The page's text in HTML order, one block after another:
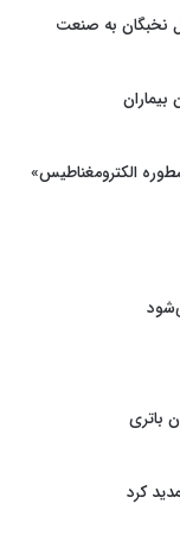
نخبگان به صنعت
الکترومغناطیس»
باتری